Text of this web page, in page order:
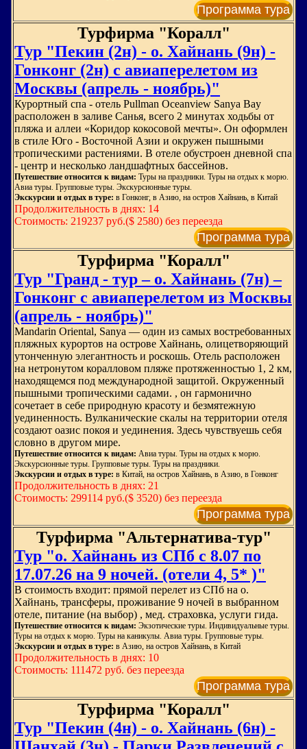
Программа тура
Турфирма "Коралл"
Тур "Пекин (2н) - о. Хайнань (9н) -
Гонконг (2н) с авиаперелетом из
Москвы (апрель - ноябрь)"
Курортный спа - отель Pullman Oceanview Sanya Bay
расположен в заливе Санья, всего 2 минутах ходьбы от
пляжа и аллеи «Коридор кокосовой мечты». Он оформлен
в стиле Юго - Восточной Азии и окружен пышными
тропическими растениями. В отеле обустроен дневной спа
- центр и несколько ландшафтных бассейнов.
Путешествие относится к видам: Туры на праздники. Туры на отдых к морю.
Авиа туры. Групповые туры. Экскурсионные туры.
Экскурсии и отдых в туре: в Гонконг, в Азию, на остров Хайнань, в Китай
Продолжительность в днях: 14
Стоимость: 219237 руб.($ 2580) без переезда
Программа тура
Турфирма "Коралл"
Тур "Гранд - тур – о. Хайнань (7н) –
Гонконг с авиаперелетом из Москвы
(апрель - ноябрь)"
Mandarin Oriental, Sanya — один из самых востребованных
пляжных курортов на острове Хайнань, олицетворяющий
утонченную элегантность и роскошь. Отель расположен
на нетронутом коралловом пляже протяженностью 1, 2 км,
находящемся под международной защитой. Окруженный
пышными тропическими садами. , он гармонично
сочетает в себе природную красоту и безмятежную
уединенность. Вулканические скалы на территории отеля
создают оазис покоя и уединения. Здесь чувствуешь себя
словно в другом мире.
Путешествие относится к видам: Авиа туры. Туры на отдых к морю.
Экскурсионные туры. Групповые туры. Туры на праздники.
Экскурсии и отдых в туре: в Китай, на остров Хайнань, в Азию, в Гонконг
Продолжительность в днях: 21
Стоимость: 299114 руб.($ 3520) без переезда
Программа тура
Турфирма "Альтернатива-тур"
Тур "о. Хайнань из СПб с 8.07 по
17.07.26 на 9 ночей. (отели 4, 5* )"
В стоимость входит: прямой перелет из СПб на о.
Хайнань, трансферы, проживание 9 ночей в выбранном
отеле, питание (на выбор) , мед. страховка, услуги гида.
Путешествие относится к видам: Экзотические туры. Индивидуальные туры.
Туры на отдых к морю. Туры на каникулы. Авиа туры. Групповые туры.
Экскурсии и отдых в туре: в Азию, на остров Хайнань, в Китай
Продолжительность в днях: 10
Стоимость: 111472 руб. без переезда
Программа тура
Турфирма "Коралл"
Тур "Пекин (4н) - о. Хайнань (6н) -